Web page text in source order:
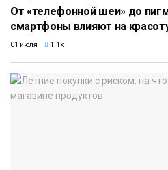
От «телефонной шеи» до
смартфоны влияют на
01 июля 1.1k